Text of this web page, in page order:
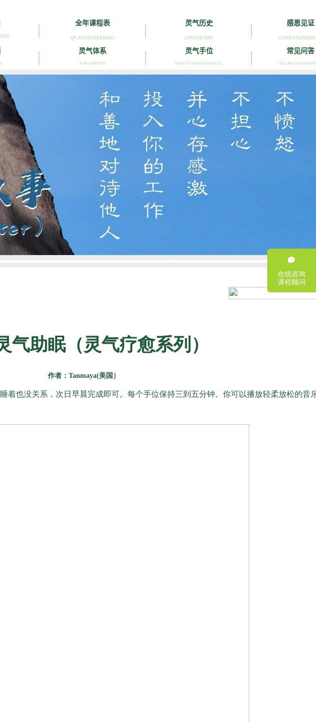
气助眠（灵气疗愈系列）
作者：Tanmaya(美国）
着也没关系，次日早晨完成即可。每个手位保持三到五分钟。你可以播放轻柔放松的音
在线咨询
课程顾问